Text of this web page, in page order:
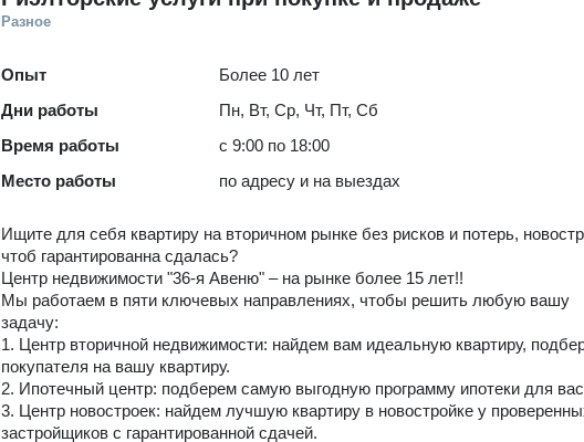
Разное
Опыт
Более 10 лет
Дни работы
Пн, Вт, Ср, Чт, Пт, Сб
Время работы
с 9:00 по 18:00
Место работы
по адресу и на выездах
Ищите для себя квартиру на вторичном рынке без рисков и потерь,
чтоб гарантированна сдалась?
Центр недвижимости "36-я Авеню" – на рынке более 15 лет!!
Мы работаем в пяти ключевых направлениях, чтобы решить любую вашу
задачу:
1. Центр вторичной недвижимости: найдем вам идеальную квартиру,
покупателя на вашу квартиру.
2. Ипотечный центр: подберем самую выгодную программу ипотеки для
3. Центр новостроек: найдем лучшую квартиру в новостройке у
застройщиков с гарантированной сдачей.